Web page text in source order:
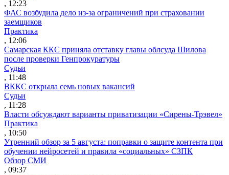
, 12:23
ФАС возбудила дело из-за ограничений при страховании
заемщиков
Практика
, 12:06
Самарская ККС приняла отставку главы облсуда Шилова
после проверки Генпрокуратуры
Судьи
, 11:48
ВККС открыла семь новых вакансий
Судьи
, 11:28
Власти обсуждают варианты приватизации «Сирены-Трэвел»
Практика
, 10:50
Утренний обзор за 5 августа: поправки о защите контента при
обучении нейросетей и правила «социальных» СЗПК
Обзор СМИ
, 09:37